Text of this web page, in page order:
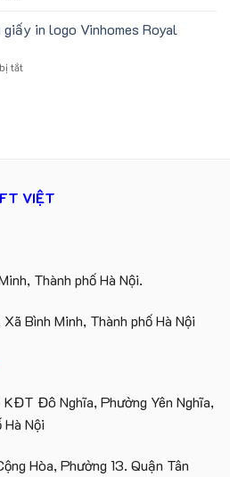
Ty
số
lượng
logo
hàng
gối
ô
theo
yêu
giấy in logo Vinhomes Royal
tắtở
Vinhomes
Royal
VIỆT
Thành phố Hà Nội.
Bình Minh, Thành phố Hà Nội
Đô Nghĩa, Phường Yên Nghĩa,
Nội
Hòa, Phường 13. Quận Tân